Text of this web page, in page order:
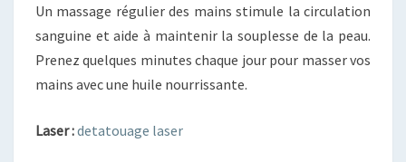
Un massage régulier des mains stimule la circulation
sanguine et aide à maintenir la souplesse de la peau.
Prenez quelques minutes chaque jour pour masser vos
mains avec une huile nourrissante.
Laser :detatouage laser